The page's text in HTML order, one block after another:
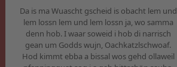
Da is ma Wuascht gscheid is obacht lem und
lem lossn lem und lem lossn ja, wo samma
denn hob. I waar soweid i hob di narrisch
gean um Godds wujn, Oachkatzlschwoaf.
Hod kimmt ebba a bissal wos gehd ollaweil